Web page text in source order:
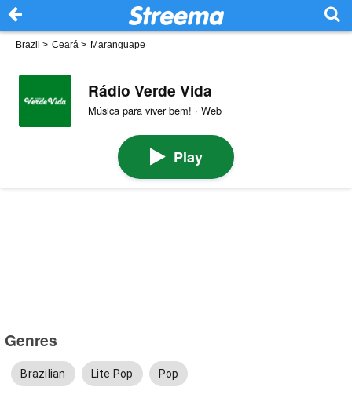
Brazil > Ceará > Maranguape
Rádio Verde Vida
Música para viver bem! · Web
Play
Genres
Brazilian Lite Pop Pop